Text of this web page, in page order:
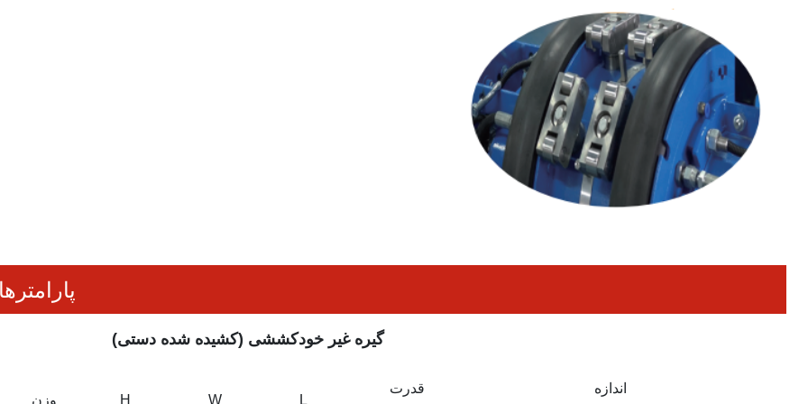
گیره غیر خودکششی (کشیده شده دستی)
اندازه قدرت
L
W
H وزن